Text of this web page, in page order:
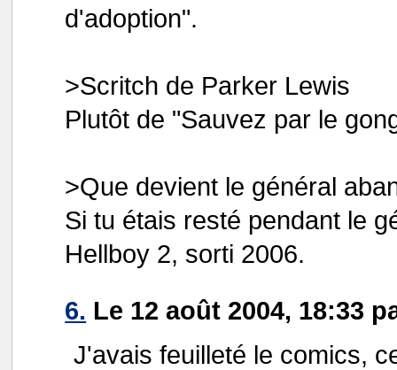
d'adoption".
>Scritch de Parker Lewis
Plutôt de "Sauvez par le
>Que devient le général
Si tu étais resté pendant le
Hellboy 2, sorti 2006.
6. Le 12 août 2004, 18:33
J'avais feuilleté le comics,